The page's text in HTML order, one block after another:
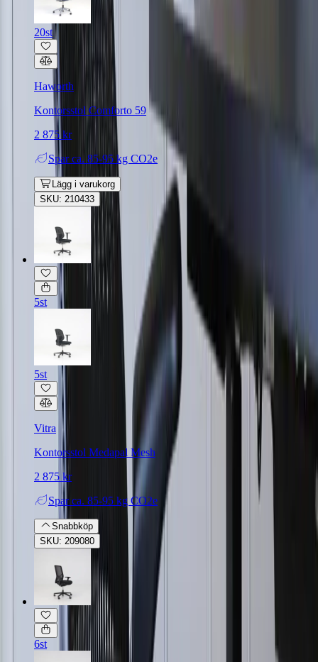
20st
Haworth
Kontorsstol Comforto 59
2 875 kr
Spar ca. 85-95 kg CO2e
Lägg i varukorg
SKU: 210433
5st
5st
Vitra
Kontorsstol Medapal Mesh
2 875 kr
Spar ca. 85-95 kg CO2e
Snabbköp
SKU: 209080
6st